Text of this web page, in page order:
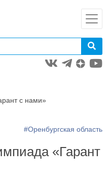
с нами»
#Оренбургская область
«Гарант